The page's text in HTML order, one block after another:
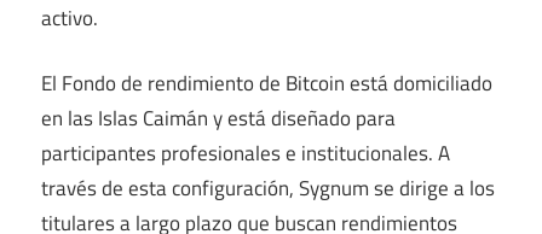
activo.
El Fondo de rendimiento de Bitcoin está domiciliado
en las Islas Caimán y está diseñado para
participantes profesionales e institucionales. A
través de esta configuración, Sygnum se dirige a los
titulares a largo plazo que buscan rendimientos